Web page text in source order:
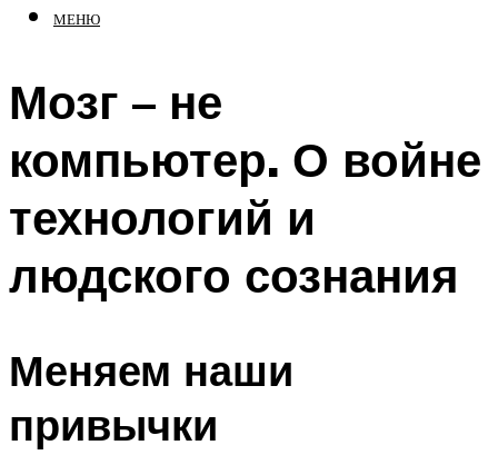
МЕНЮ
Мозг – не
компьютер. О войне
технологий и
людского сознания
Меняем наши
привычки